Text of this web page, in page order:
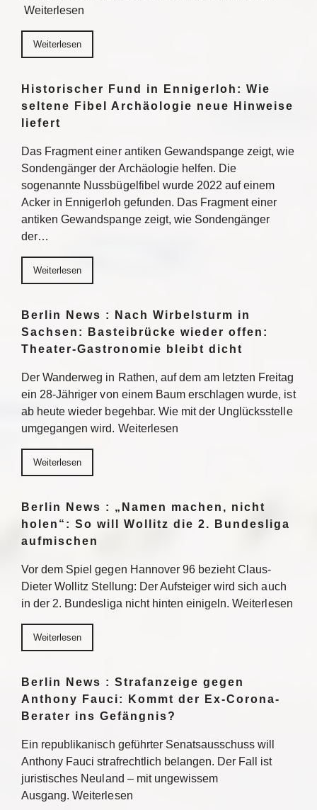
Weiterlesen
Weiterlesen
Historischer Fund in Ennigerloh: Wie
seltene Fibel Archäologie neue Hinweise
liefert
Das Fragment einer antiken Gewandspange zeigt, wie
Sondengänger der Archäologie helfen. Die
sogenannte Nussbügelfibel wurde 2022 auf einem
Acker in Ennigerloh gefunden. Das Fragment einer
antiken Gewandspange zeigt, wie Sondengänger
der…
Weiterlesen
Berlin News : Nach Wirbelsturm in
Sachsen: Basteibrücke wieder offen:
Theater-Gastronomie bleibt dicht
Der Wanderweg in Rathen, auf dem am letzten Freitag
ein 28-Jähriger von einem Baum erschlagen wurde, ist
ab heute wieder begehbar. Wie mit der Unglücksstelle
umgegangen wird. Weiterlesen
Weiterlesen
Berlin News : „Namen machen, nicht
holen“: So will Wollitz die 2. Bundesliga
aufmischen
Vor dem Spiel gegen Hannover 96 bezieht Claus-
Dieter Wollitz Stellung: Der Aufsteiger wird sich auch
in der 2. Bundesliga nicht hinten einigeln. Weiterlesen
Weiterlesen
Berlin News : Strafanzeige gegen
Anthony Fauci: Kommt der Ex-Corona-
Berater ins Gefängnis?
Ein republikanisch geführter Senatsausschuss will
Anthony Fauci strafrechtlich belangen. Der Fall ist
juristisches Neuland – mit ungewissem
Ausgang. Weiterlesen